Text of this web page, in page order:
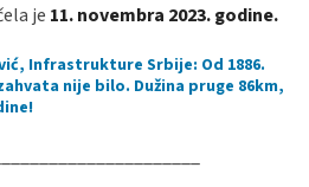
je 11. novembra 2023. godine.
Infrastrukture Srbije: Od 1886.
nije bilo. Dužina pruge 86km,